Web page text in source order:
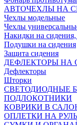
АВТОЧЕХЛЫ НА
Чехлы модельные
Чехлы
Накидки на
Подушки на сидения
Защита сидения
ДЕФЛЕКТОРЫ НА
Дефлекторы
Шторки
СВЕТОДИОДНЫЕ
ПОДЛОКОТНИКИ
КОВРИКИ В
ОПЛЕТКИ НА РУЛЬ